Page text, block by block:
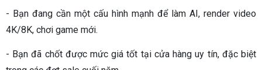
- Bạn đang cần một cấu hình mạnh để làm AI, render video
4K/8K, chơi game mới.
- Bạn đã chốt được mức giá tốt tại cửa hàng uy tín, đặc biệt